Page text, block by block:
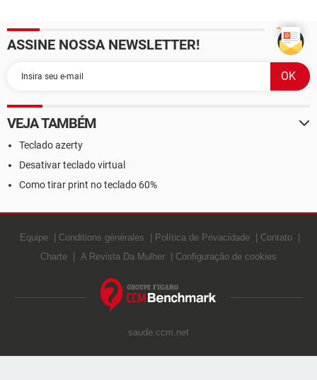
ASSINE NOSSA NEWSLETTER!
VEJA TAMBÉM
Teclado azerty
Desativar teclado virtual
Como tirar print no teclado 60%
Equipe Conditions générales Política de Privacidade
Contato
Charte
A Revista Da Mulher Configuração de cookies
saude.ccm.net